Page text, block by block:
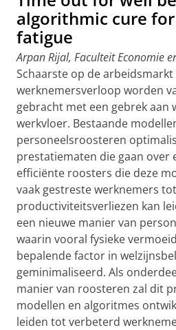
algorithmic cure
fatigue
Arpan Rijal, Faculteit Economie
Schaarste op de arbeidsmarkt
werknemersverloop worden
gebracht met een gebrek aan
werkvloer. Bestaande
personeelsroosteren
prestatiematen die gaan over
efficiënte roosters die deze
vaak gestreste werknemers
productiviteitsverliezen kan
een nieuwe manier van
waarin vooral fysieke
bepalende factor in
geminimaliseerd. Als
manier van roosteren zal dit
modellen en algoritmes
leiden tot verbeterd